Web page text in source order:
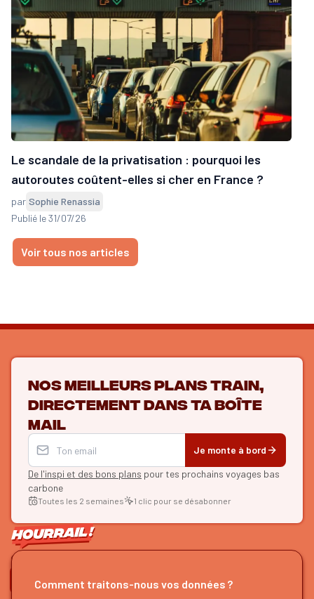
Le scandale de la privatisation : pourquoi les
autoroutes coûtent-elles si cher en France ?
par Sophie Renassia
Publié le 31/07/26
Voir tous nos articles
Nos meilleurs plans train,
directement dans ta boîte
mail
Je monte à bord
De l'inspi et des bons plans pour tes prochains voyages bas
carbone
Toutes les 2 semaines 1 clic pour se désabonner
ON SE SUIT ?
Comment traitons-nous vos données ?